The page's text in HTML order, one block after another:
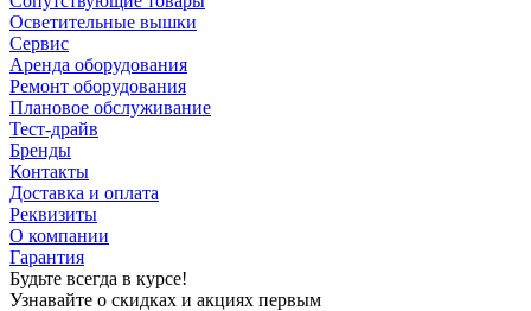
Осветительные вышки
Сервис
Аренда оборудования
Ремонт оборудования
Плановое обслуживание
Тест-драйв
Бренды
Контакты
Доставка и оплата
Реквизиты
О компании
Гарантия
Будьте всегда в курсе!
Узнавайте о скидках и акциях первым